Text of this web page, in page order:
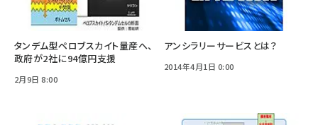
タンデム型ペロブスカイト量産へ、
政府が2社に94億円支援
2月9日 8:00
アンシラリーサービスとは？
2014年4月1日 0:00